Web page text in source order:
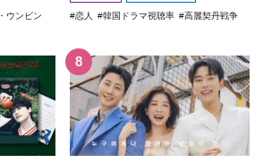
ウンビン
恋人 韓国ドラマ視聴率 高麗契丹戦争